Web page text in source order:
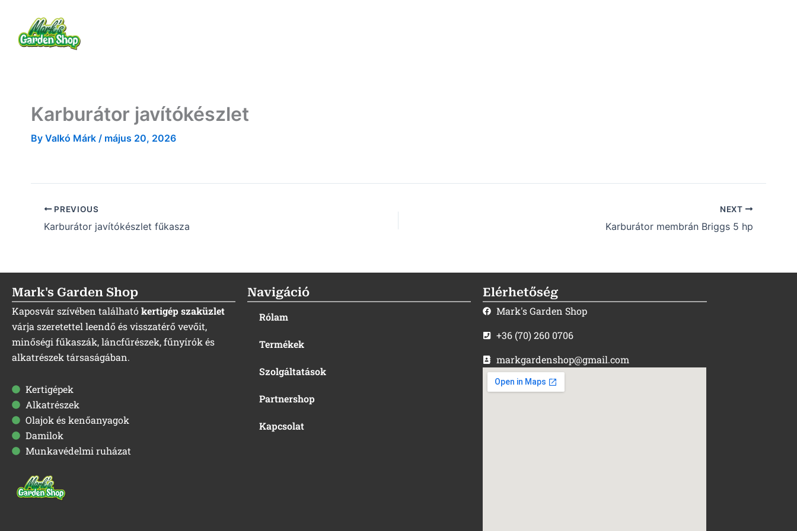
content
Karburátor javítókészlet
By Valkó Márk / május 20, 2026
PREVIOUS
Karburátor javítókészlet fűkasza
NEXT
Karburátor membrán Briggs 5 hp
Mark's Garden Shop
Kaposvár szívében találhatókertigép szaküzlet
várja szeretettel leendő és visszatérő vevőit,
minőségi fűkaszák, láncfűrészek, fűnyírók és
alkatrészek társaságában.
Kertigépek
Alkatrészek
Olajok és kenőanyagok
Damilok
Munkavédelmi ruházat
Navigáció
Rólam
Termékek
Szolgáltatások
Partnershop
Kapcsolat
Elérhetőség
Mark's Garden Shop
+36 (70) 260 0706
markgardenshop@gmail.com